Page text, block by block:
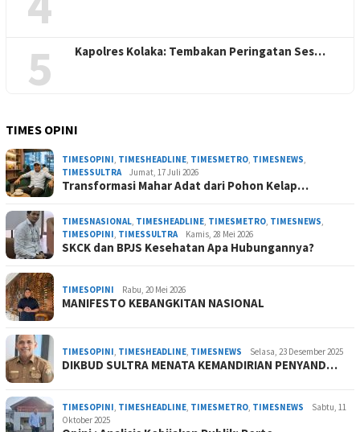
5 Kapolres Kolaka: Tembakan Peringatan Ses…
TIMES OPINI
TIMESOPINI, TIMESHEADLINE, TIMESMETRO, TIMESNEWS,
TIMESSULTRA
Jumat, 17 Juli 2026
Transformasi Mahar Adat dari Pohon Kelap…
TIMESNASIONAL, TIMESHEADLINE, TIMESMETRO, TIMESNEWS,
TIMESOPINI, TIMESSULTRA Kamis, 28 Mei 2026
SKCK dan BPJS Kesehatan Apa Hubungannya?
TIMESOPINI Rabu, 20 Mei 2026
MANIFESTO KEBANGKITAN NASIONAL
TIMESOPINI, TIMESHEADLINE, TIMESNEWS Selasa, 23 Desember 2025
DIKBUD SULTRA MENATA KEMANDIRIAN PENYAND…
TIMESOPINI, TIMESHEADLINE, TIMESMETRO, TIMESNEWS
Sabtu, 11
Oktober 2025